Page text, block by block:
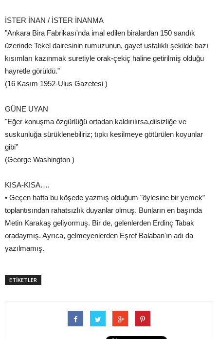
İSTER İNAN / İSTER İNANMA
"Ankara Bira Fabrikası'nda imal edilen biralardan 150 sandık
üzerinde Tekel dairesinin rumuzunun, gayet ustalıklı şekilde bazı
kısımları kazınmak suretiyle orak-çekiç haline getirilmiş olduğu
hayretle görüldü.”
(16 Kasım 1952-Ulus Gazetesi )
GÜNE UYAN
"Eğer konuşma özgürlüğü ortadan kaldırılırsa,dilsizliğe ve
suskunluğa sürüklenebiliriz; tıpkı kesilmeye götürülen koyunlar
gibi”
(George Washington )
KISA-KISA….
• Geçen hafta bu köşede yazmış olduğum "öylesine bir yemek”
toplantısından rahatsızlık duyanlar olmuş. Bunların en başında
Metin Karakaş geliyormuş. Bir de, gelenlerden Erdinç Tabak
oradaymış. Ayrıca, gelmeyenlerden Eşref Balaban'ın adı da
yazılmamış.
ETİKETLER